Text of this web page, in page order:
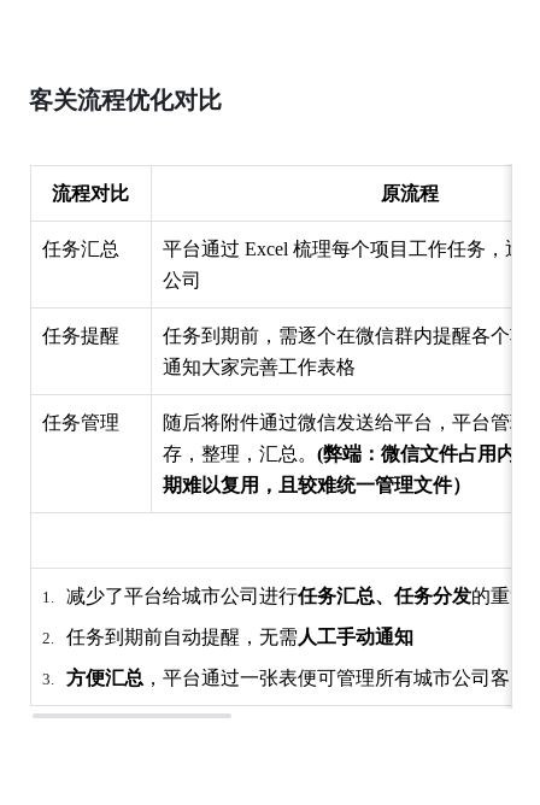
客关流程优化对比
流程对比 原流程
任务汇总 平台通过 Excel 梳理每个项目工作任务，逐
公司
任务提醒
任务到期前，需逐个在微信群内提醒各个项
通知大家完善工作表格
任务管理
随后将附件通过微信发送给平台，平台管理
存，整理，汇总。 (弊端：微信文件占用内
期难以复用，且较难统一管理文件）
减少了平台给城市公司进行任务汇总、任务分发的重复
任务到期前自动提醒，无需人工手动通知
方便汇总 ，平台通过一张表便可管理所有城市公司客关